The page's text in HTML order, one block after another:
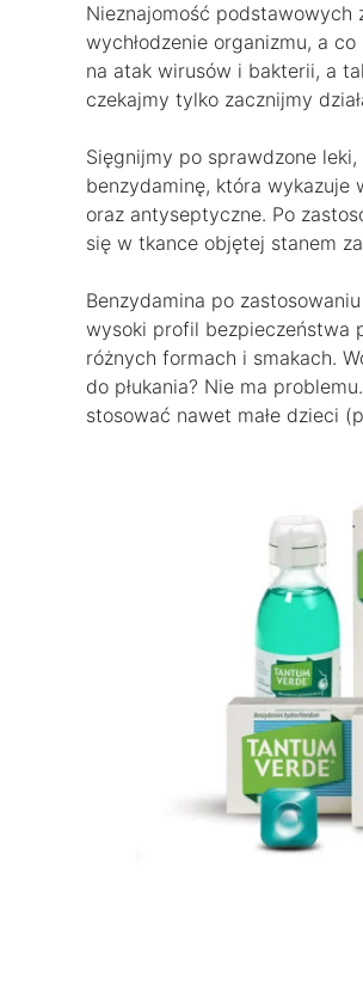
Nieznajomość podstawowych
wychłodzenie organizmu, a
na atak wirusów i bakterii, a
czekajmy tylko zacznijmy
Sięgnijmy po sprawdzone
benzydaminę, która wykazuje
oraz antyseptyczne. Po
się w tkance objętej stanem
Benzydamina po
wysoki profil bezpieczeństwa
różnych formach i smakach.
do płukania? Nie ma
stosować nawet małe dzieci